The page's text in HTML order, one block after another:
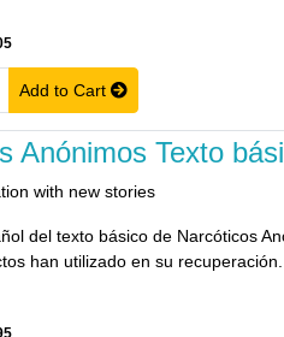
Add to Cart
Anónimos Texto
with new stories
del texto básico de Narcóticos
han utilizado en su recuperación.